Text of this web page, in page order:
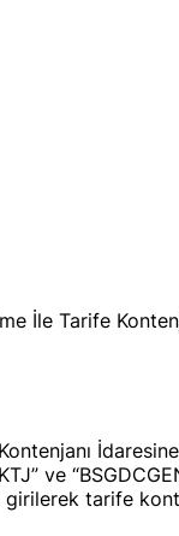
İle Tarife
ve
tarife